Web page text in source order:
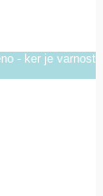
- ker je varnost